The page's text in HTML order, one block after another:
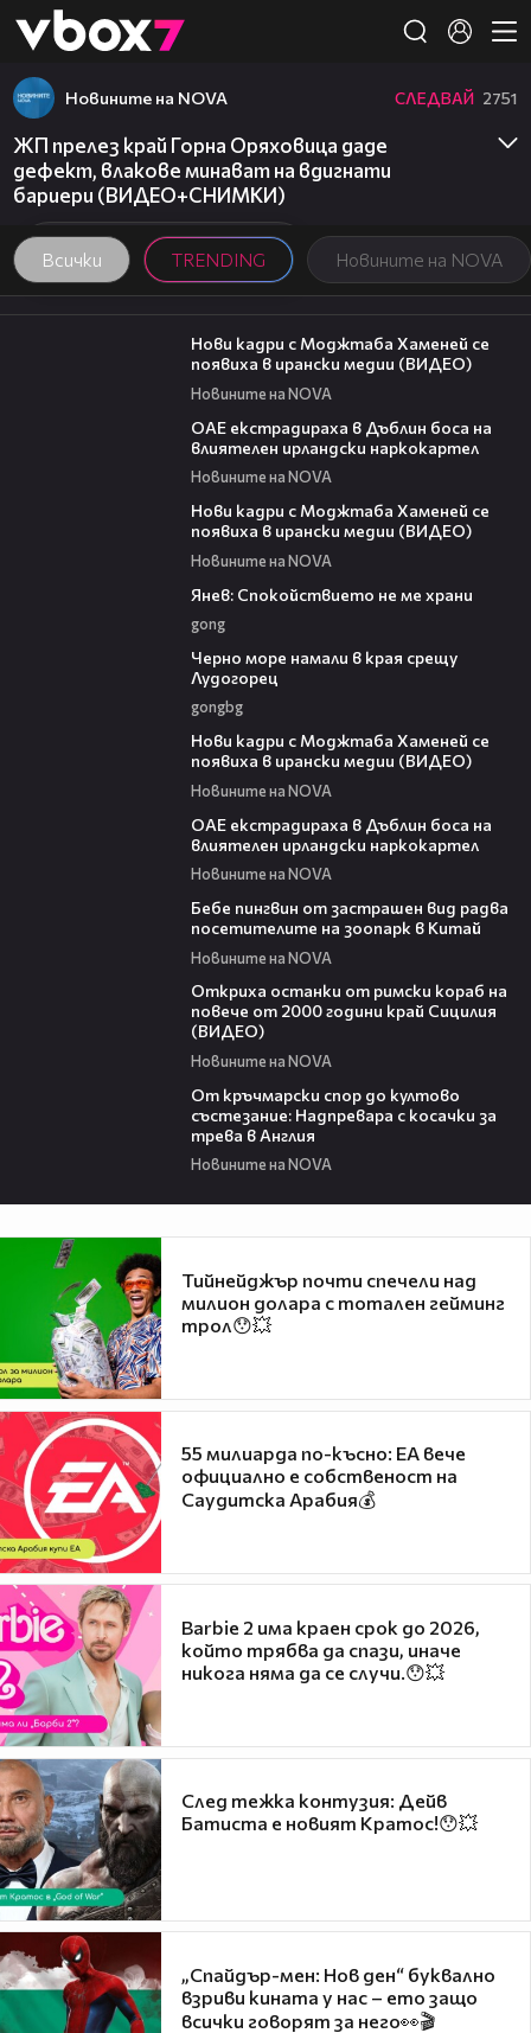
👾
Всички TRENDING Новините на NOVA
Новините на NOVA СЛЕДВАЙ 2751
ЖП прелез край Горна Оряховица даде
дефект, влакове минават на вдигнати
бариери (ВИДЕО+СНИМКИ)
00:14
Нови кадри с Моджтаба Хаменей се
появиха в ирански медии (ВИДЕО)
Новините на NOVA
ОАЕ екстрадираха в Дъблин боса на
влиятелен ирландски наркокартел
Новините на NOVA
Нови кадри с Моджтаба Хаменей се
появиха в ирански медии (ВИДЕО)
Новините на NOVA
Янев: Спокойствието не ме храни
gong
Черно море намали в края срещу
Лудогорец
gongbg
Нови кадри с Моджтаба Хаменей се
появиха в ирански медии (ВИДЕО)
Новините на NOVA
ОАЕ екстрадираха в Дъблин боса на
влиятелен ирландски наркокартел
Новините на NOVA
Бебе пингвин от застрашен вид радва
посетителите на зоопарк в Китай
Новините на NOVA
Откриха останки от римски кораб на
повече от 2000 години край Сицилия
(ВИДЕО)
Новините на NOVA
От кръчмарски спор до култово
състезание: Надпревара с косачки за
трева в Англия
Новините на NOVA
Тийнейджър почти спечели над
милион долара с тотален гейминг
трол😯💥
55 милиарда по-късно: EA вече
официално е собственост на
Саудитска Арабия💰
Barbie 2 има краен срок до 2026,
който трябва да спази, иначе
никога няма да се случи.😯💥
След тежка контузия: Дейв
Батиста е новият Кратос!😯💥
„Спайдър-мен: Нов ден“ буквално
взриви кината у нас – ето защо
всички говорят за него👀🎬